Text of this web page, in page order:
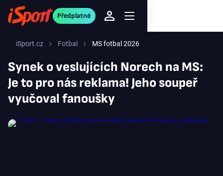
Předplatné
iSport.cz Fotbal MS fotbal 2026
Synek o veslujících Norech na MS:
Je to pro nás reklama! Jeho soupeř
vyučoval fanoušky